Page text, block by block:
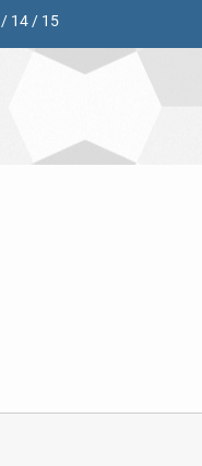
/ 14/ 15